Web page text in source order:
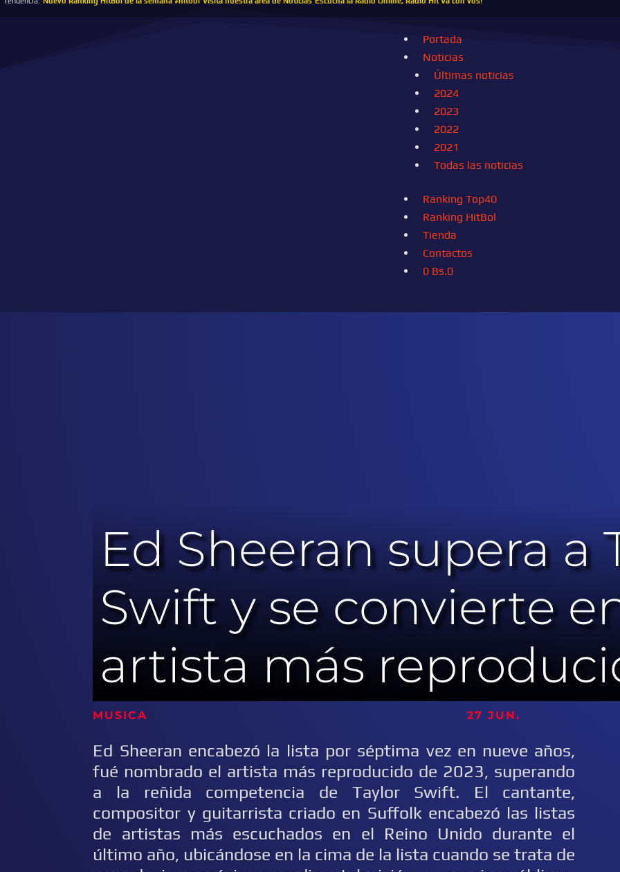
Portada
Noticias
Últimas noticias
2024
2023
2022
2021
Todas las noticias
Ranking Top40
Ranking HitBol
Tienda
Contactos
0 Bs.0
Ed Sheeran supera a
Swift y se convierte
artista más
MUSICA 27 JUN.
Ed Sheeran encabezó la lista por séptima vez en nueve años,
fué nombrado el artista más reproducido de 2023, superando
a la reñida competencia de Taylor Swift. El cantante,
compositor y guitarrista criado en Suffolk encabezó las listas
de artistas más escuchados en el Reino Unido durante el
último año, ubicándose en la cima de la lista cuando se trata de